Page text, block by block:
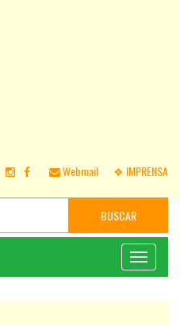
Webmail ❖ IMPRENSA
BUSCAR
Toggle